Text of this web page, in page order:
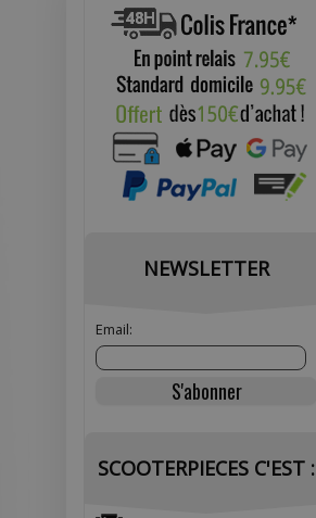
NEWSLETTER
Email:
SCOOTERPIECES C'EST :